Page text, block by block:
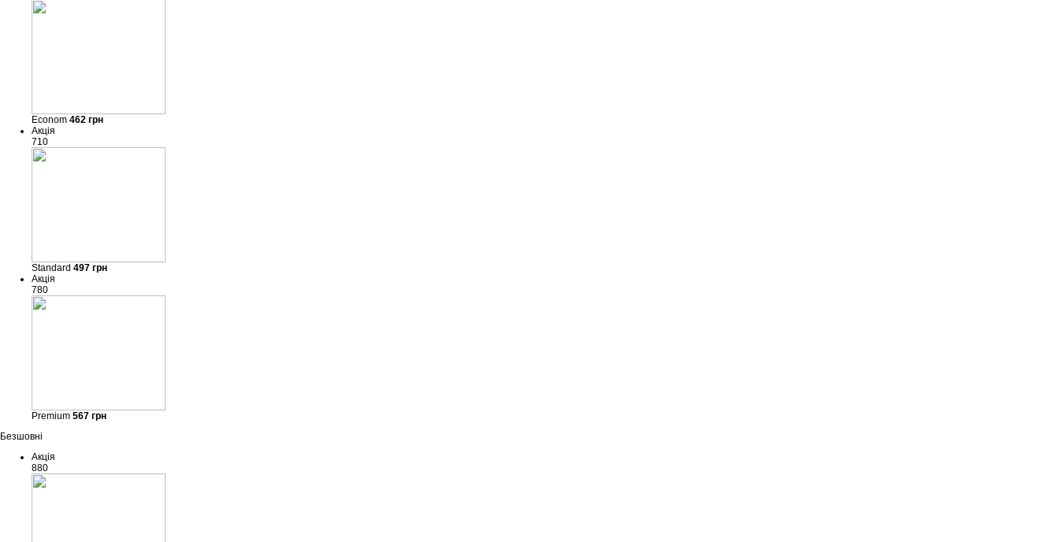
Econom 462 грн
Акція
710
Standard 497 грн
Акція
780
Premium 567 грн
Безшовні
Акція
880